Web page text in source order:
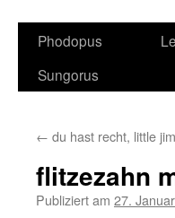
Springe
zum
Phodopus
Sungorus
← du hast recht, little jim
flitzezahn
Publiziert am 27.